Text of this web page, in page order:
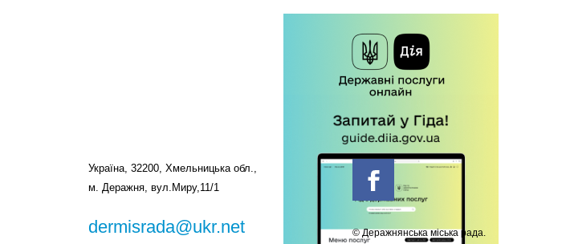
Україна, 32200, Хмельницька обл.,
м. Деражня, вул.Миру,11/1
dermisrada@ukr.net
© Деражнянська міська рада.